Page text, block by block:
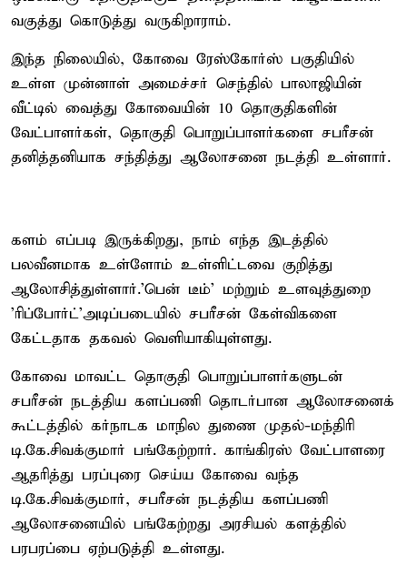
வகுத்து கொடுத்து வருகிறாராம்.
இந்த நிலையில், கோவை ரேஸ்கோர்ஸ் பகுதியில்
உள்ள முன்னாள் அமைச்சர் செந்தில் பாலாஜியின்
வீட்டில் வைத்து கோவையின் 10 தொகுதிகளின்
வேட்பாளர்கள், தொகுதி பொறுப்பாளர்களை சபரீசன்
தனித்தனியாக சந்தித்து ஆலோசனை நடத்தி உள்ளார்.
களம் எப்படி இருக்கிறது, நாம் எந்த இடத்தில்
பலவீனமாக உள்ளோம் உள்ளிட்டவை குறித்து
ஆலோசித்துள்ளார்.'பென் டீம்' மற்றும் உளவுத்துறை
'ரிப்போர்ட்'அடிப்படையில் சபரீசன் கேள்விகளை
கேட்டதாக தகவல் வெளியாகியுள்ளது.
கோவை மாவட்ட தொகுதி பொறுப்பாளர்களுடன்
சபரீசன் நடத்திய களப்பணி தொடர்பான ஆலோசனைக்
கூட்டத்தில் கர்நாடக மாநில துணை முதல்-மந்திரி
டி.கே.சிவக்குமார் பங்கேற்றார். காங்கிரஸ் வேட்பாளரை
ஆதரித்து பரப்புரை செய்ய கோவை வந்த
டி.கே.சிவக்குமார், சபரீசன் நடத்திய களப்பணி
ஆலோசனையில் பங்கேற்றது அரசியல் களத்தில்
பரபரப்பை ஏற்படுத்தி உள்ளது.